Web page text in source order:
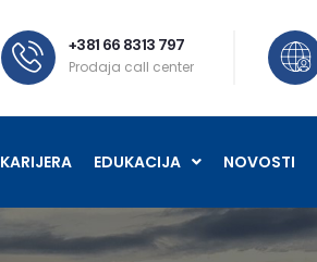
+381 66 8313 797
Prodaja call center
KARIJERA EDUKACIJA NOVOSTI